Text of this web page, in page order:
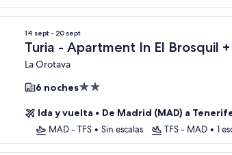
14 sept - 20 sept
Turia - Apartment In El Brosquil
La Orotava
6 nochesAlojamiento
2.0 estrellas
Ida y vuelta • De Madrid (MAD) a
MAD - TFS • Sin escalas TFS - MAD • 1